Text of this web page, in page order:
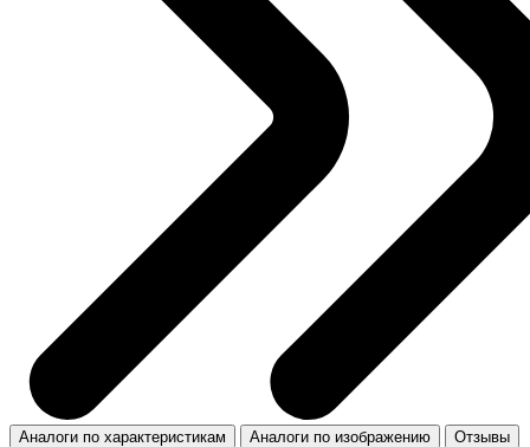
Аналоги по характеристикам Аналоги по изображению Отзывы